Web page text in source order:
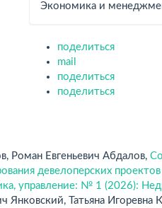
Экономика и
поделиться
mail
поделиться
поделиться
Роман Евгеньевич Абдалов,
девелоперских
управление: № 1 (2026):
Янковский, Татьяна Игоревна